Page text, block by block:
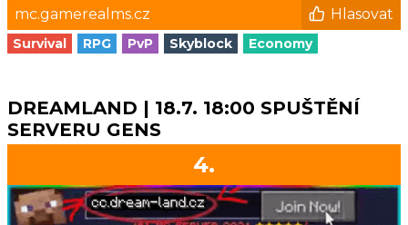
mc.gamerealms.cz
Hlasovat
Survival RPG PvP Skyblock Economy
DREAMLAND | 18.7. 18:00 SPUŠTĚNÍ
SERVERU GENS
4.